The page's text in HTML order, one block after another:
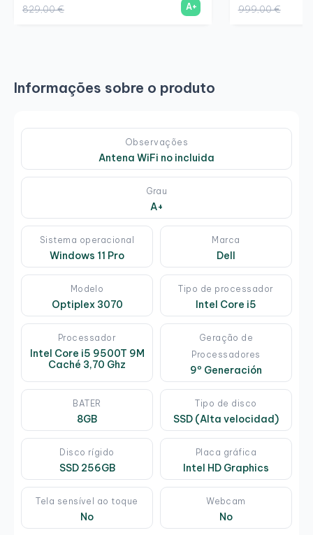
829,00 € A+ 999,00 €
Informações sobre o produto
Observações
Antena WiFi no incluida
Grau
A+
Sistema operacional
Windows 11 Pro
Marca
Dell
Modelo
Optiplex 3070
Tipo de processador
Intel Core i5
Processador
Intel Core i5 9500T 9M
Caché 3,70 Ghz
Geração de
Processadores
9º Generación
BATER
8GB
Tipo de disco
SSD (Alta velocidad)
Disco rígido
SSD 256GB
Placa gráfica
Intel HD Graphics
Tela sensível ao toque
No
Webcam
No